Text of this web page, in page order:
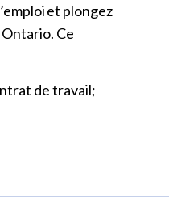
et plongez
Ce
de travail;